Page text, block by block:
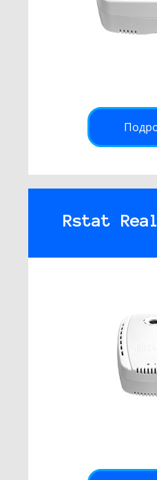
Rstat